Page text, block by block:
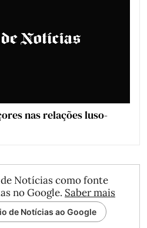
nas relações luso-
Notícias como fonte
no Google. Saber mais
de Notícias ao Google